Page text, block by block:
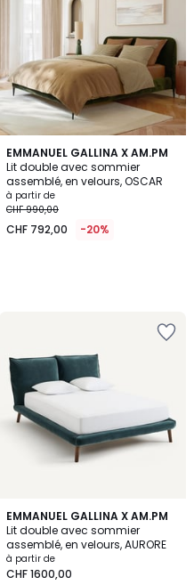
EMMANUEL GALLINA X AM.PM
Lit double avec sommier
assemblé, en velours, OSCAR
à partir de
CHF 990,00
CHF 792,00 -20%
EMMANUEL GALLINA X AM.PM
Lit double avec sommier
assemblé, en velours, AURORE
à partir de
CHF 1600,00